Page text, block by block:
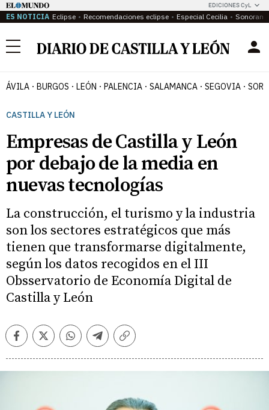
EDICIONES CyL
ES NOTICIA Eclipse Recomendaciones eclipse Especial Cecilia
Menú
ÁVILA BURGOS LEÓN PALENCIA SALAMANCA SEGOVIA
CASTILLA Y LEÓN
Empresas de Castilla y León
por debajo de la media en
nuevas tecnologías
La construcción, el turismo y la industria
son los sectores estratégicos que más
tienen que transformarse digitalmente,
según los datos recogidos en el III
Obsservatorio de Economía Digital de
Castilla y León
FacebookTwitterWhatsappTelegramCopiar